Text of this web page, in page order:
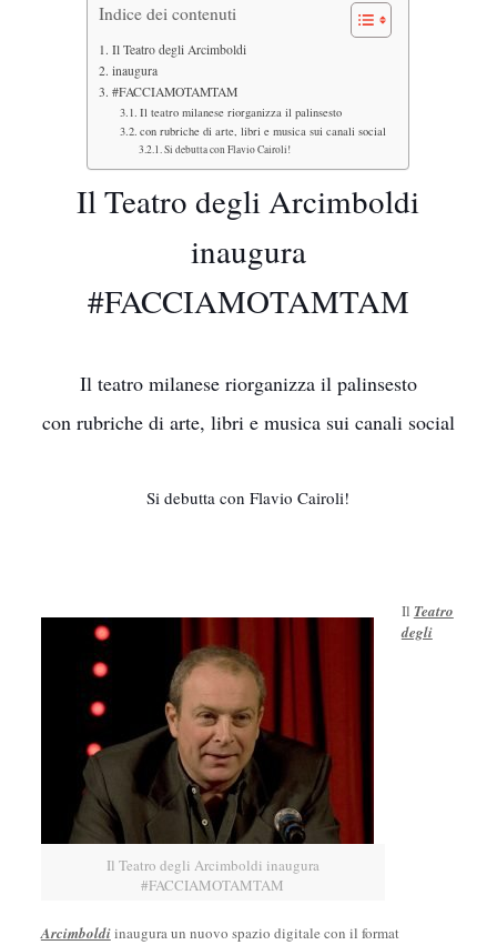
Indice dei contenuti
Il Teatro degli Arcimboldi
inaugura
#FACCIAMOTAMTAM
Il teatro milanese riorganizza il palinsesto
con rubriche di arte, libri e musica sui canali social
Si debutta con Flavio Cairoli!
Il Teatro degli Arcimboldi
inaugura
#FACCIAMOTAMTAM
Il teatro milanese riorganizza il palinsesto
con rubriche di arte, libri e musica sui canali social
Si debutta con Flavio Cairoli!
Il Teatro degli Arcimboldi inaugura
#FACCIAMOTAMTAM
Il Teatro
degli
Arcimboldiinaugura un nuovo spazio digitale con il format